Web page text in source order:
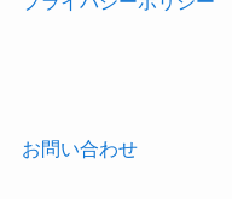
お問い合わせ